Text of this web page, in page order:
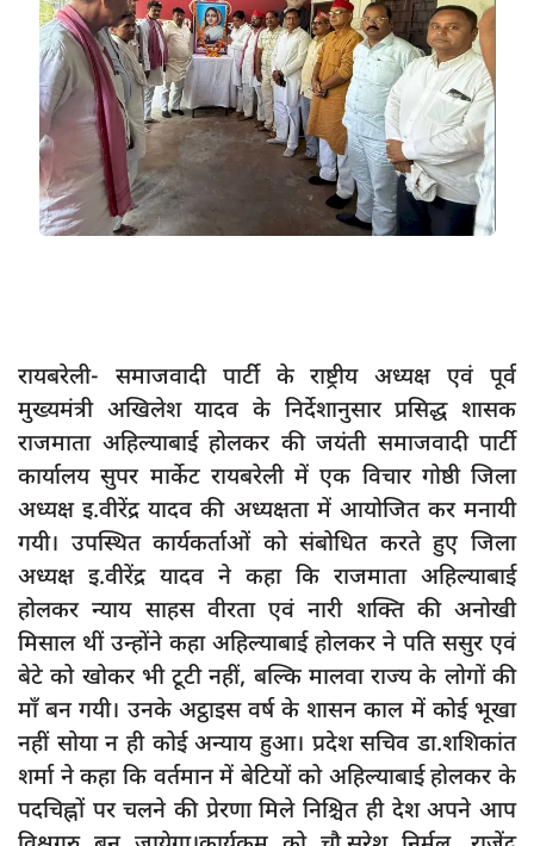
App verify
समस्या
Covid-19
अपराध
राजनीति
सामाजिक
खेल
latest
प्रशासनिक
दुर्घटना
editors-pick
other
Login
Register
रायबरेली- समाजवादी पार्टी के राष्ट्रीय अध्यक्ष एवं पूर्व
मुख्यमंत्री अखिलेश यादव के निर्देशानुसार प्रसिद्ध शासक
राजमाता अहिल्याबाई होलकर की जयंती समाजवादी पार्टी
कार्यालय सुपर मार्केट रायबरेली में एक विचार गोष्ठी जिला
अध्यक्ष इ.वीरेंद्र यादव की अध्यक्षता में आयोजित कर मनायी
गयी। उपस्थित कार्यकर्ताओं को संबोधित करते हुए जिला
अध्यक्ष इ.वीरेंद्र यादव ने कहा कि राजमाता अहिल्याबाई
होलकर न्याय साहस वीरता एवं नारी शक्ति की अनोखी
मिसाल थीं उन्होंने कहा अहिल्याबाई होलकर ने पति ससुर एवं
बेटे को खोकर भी टूटी नहीं, बल्कि मालवा राज्य के लोगों की
माँ बन गयी। उनके अट्ठाइस वर्ष के शासन काल में कोई भूखा
नहीं सोया न ही कोई अन्याय हुआ। प्रदेश सचिव डा.शशिकांत
शर्मा ने कहा कि वर्तमान में बेटियों को अहिल्याबाई होलकर के
पदचिह्नों पर चलने की प्रेरणा मिले निश्चित ही देश अपने आप